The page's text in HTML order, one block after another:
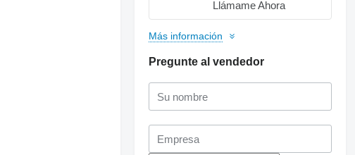
Llámame Ahora
Más información
Pregunte al vendedor